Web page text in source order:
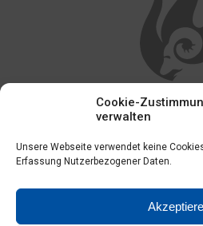
Cookie-
verwalten
Unsere Webseite verwendet keine
Erfassung Nutzerbezogener Daten.
WEITERE
Kontakt